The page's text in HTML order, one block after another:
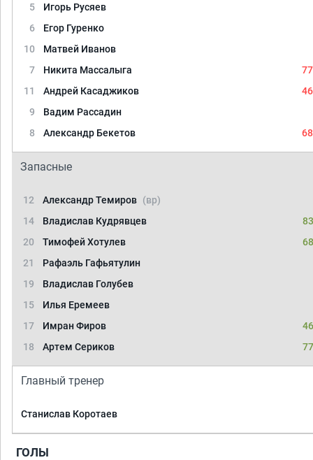
5
Игорь Русяев
6
Егор Гуренко
10
Матвей Иванов
7
Никита Массалыга
11
Андрей Касаджиков
9
Вадим Рассадин
8
Александр Бекетов
Запасные
12 Александр Темиров (вр)
14
Владислав Кудрявцев
20
Тимофей Хотулев
21
Рафаэль Гафьятулин
19
Владислав Голубев
15
Илья Еремеев
17
Имран Фиров
18
Артем Сериков
Главный тренер
Станислав Коротаев
ГОЛЫ